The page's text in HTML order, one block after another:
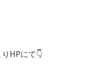
HPにて👇